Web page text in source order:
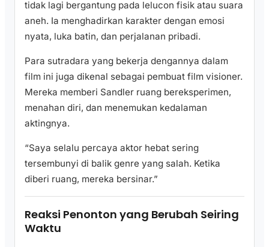
tidak lagi bergantung pada lelucon fisik atau suara
aneh. Ia menghadirkan karakter dengan emosi
nyata, luka batin, dan perjalanan pribadi.
Para sutradara yang bekerja dengannya dalam
film ini juga dikenal sebagai pembuat film visioner.
Mereka memberi Sandler ruang bereksperimen,
menahan diri, dan menemukan kedalaman
aktingnya.
“Saya selalu percaya aktor hebat sering
tersembunyi di balik genre yang salah. Ketika
diberi ruang, mereka bersinar.”
Reaksi Penonton yang Berubah Seiring
Waktu